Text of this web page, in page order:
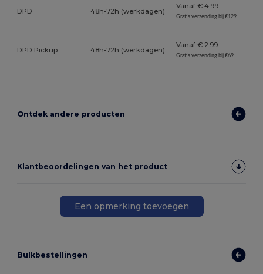
DPD 48h-72h (werkdagen)
Vanaf € 4.99
Gratis verzending bij €129
DPD Pickup 48h-72h (werkdagen)
Vanaf € 2.99
Gratis verzending bij €69
Ontdek andere producten
Klantbeoordelingen van het product
Een opmerking toevoegen
Bulkbestellingen